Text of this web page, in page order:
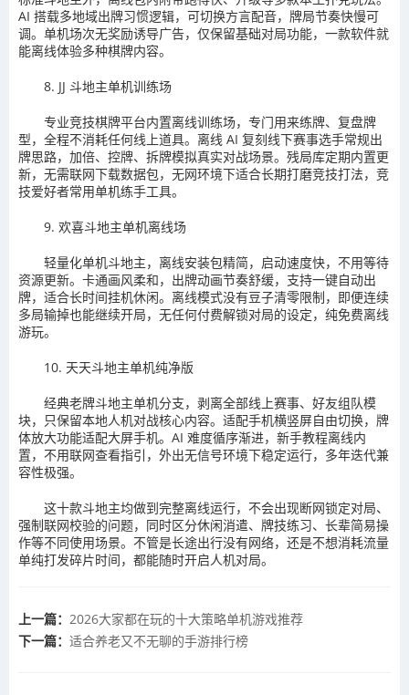
AI 搭载多地域出牌习惯逻辑，可切换方言配音，牌局节奏快慢可
调。单机场次无奖励诱导广告，仅保留基础对局功能，一款软件就
能离线体验多种棋牌内容。
8. JJ 斗地主单机训练场
专业竞技棋牌平台内置离线训练场，专门用来练牌、复盘牌
型，全程不消耗任何线上道具。离线 AI 复刻线下赛事选手常规出
牌思路，加倍、控牌、拆牌模拟真实对战场景。残局库定期内置更
新，无需联网下载数据包，无网环境下适合长期打磨竞技打法，竞
技爱好者常用单机练手工具。
9. 欢喜斗地主单机离线场
轻量化单机斗地主，离线安装包精简，启动速度快，不用等待
资源更新。卡通画风柔和，出牌动画节奏舒缓，支持一键自动出
牌，适合长时间挂机休闲。离线模式没有豆子清零限制，即便连续
多局输掉也能继续开局，无任何付费解锁对局的设定，纯免费离线
游玩。
10. 天天斗地主单机纯净版
经典老牌斗地主单机分支，剥离全部线上赛事、好友组队模
块，只保留本地人机对战核心内容。适配手机横竖屏自由切换，牌
体放大功能适配大屏手机。AI 难度循序渐进，新手教程离线内
置，不用联网查看指引，外出无信号环境下稳定运行，多年迭代兼
容性极强。
这十款斗地主均做到完整离线运行，不会出现断网锁定对局、
强制联网校验的问题，同时区分休闲消遣、牌技练习、长辈简易操
作等不同使用场景。不管是长途出行没有网络，还是不想消耗流量
单纯打发碎片时间，都能随时开启人机对局。
上一篇： 2026大家都在玩的十大策略单机游戏推荐
下一篇： 适合养老又不无聊的手游排行榜